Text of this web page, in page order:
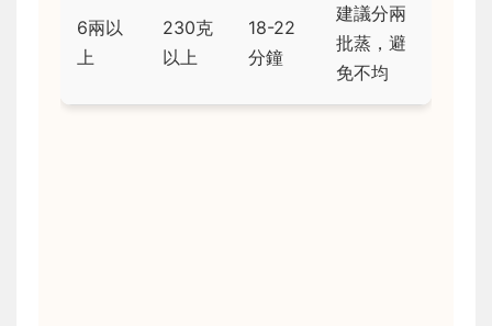
6兩以
上
230克
以上
18-22
分鐘
建議分兩
批蒸，避
免不均